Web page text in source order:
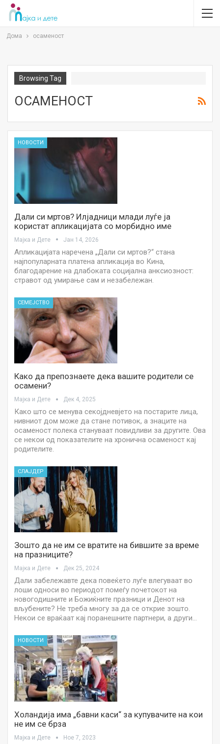
Дома осаменост
Browsing Tag
ОСАМЕНОСТ
НОВОСТИ
Дали си мртов? Илјадници млади луѓе ја
користат апликацијата со морбидно име
Мајка и Дете Јан 14, 2026
Апликацијата наречена „Дали си мртов?“ стана
најпопуларната платена апликација во Кина,
благодарение на длабоката социјална анксиозност:
стравот од умирање сам и незабележан.
СЕМЕЈСТВО
Како да препознаете дека вашите родители се
осамени?
Мајка и Дете Дек 4, 2025
Како што се менува секојдневјето на постарите лица,
нивниот дом може да стане потивок, а знаците на
осаменост полека стануваат повидливи за другите. Ова
се некои од показателите на хронична осаменост кај
родителите.
СЛАЈДЕР
Зошто да не им се вратите на бившите за време
на празниците?
Мајка и Дете Дек 25, 2024
Дали забележавте дека повеќето луѓе влегуваат во
лоши односи во периодот помеѓу почетокот на
новогодишните и Божиќните празници и Денот на
вљубените? Не треба многу за да се открие зошто.
Некои се враќаат кај поранешните партнери, а други…
НОВОСТИ
Холандија има „бавни каси“ за купувачите на кои
не им се брза
Мајка и Дете Ное 7, 2023